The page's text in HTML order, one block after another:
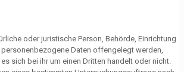
oder juristische Person, Behörde, Einrichtung
personenbezogene Daten offengelegt werden,
sich bei ihr um einen Dritten handelt oder nicht.